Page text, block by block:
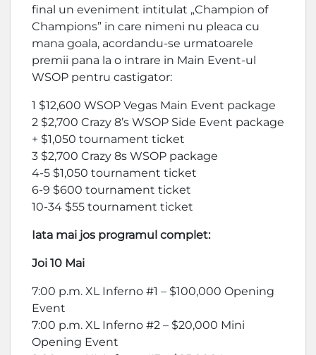
final un eveniment intitulat „Champion of
Champions” in care nimeni nu pleaca cu
mana goala, acordandu-se urmatoarele
premii pana la o intrare in Main Event-ul
WSOP pentru castigator:
1 $12,600 WSOP Vegas Main Event package
2 $2,700 Crazy 8’s WSOP Side Event package
+ $1,050 tournament ticket
3 $2,700 Crazy 8s WSOP package
4-5 $1,050 tournament ticket
6-9 $600 tournament ticket
10-34 $55 tournament ticket
Iata mai jos programul complet:
Joi 10 Mai
7:00 p.m. XL Inferno #1 – $100,000 Opening
Event
7:00 p.m. XL Inferno #2 – $20,000 Mini
Opening Event